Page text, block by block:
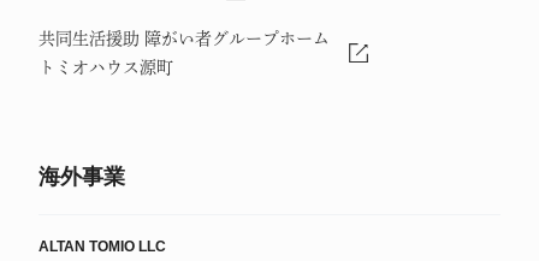
共同生活援助 障がい者グループホーム
トミオハウス源町
海外事業
ALTAN TOMIO LLC